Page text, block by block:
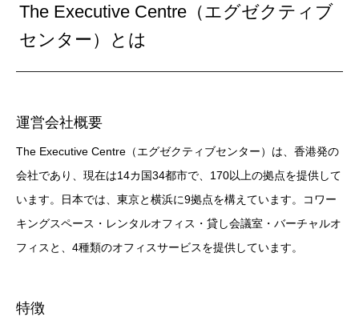
The Executive Centre（エグゼクティブ
センター）とは
運営会社概要
The Executive Centre（エグゼクティブセンター）は、香港発の
会社であり、現在は14カ国34都市で、170以上の拠点を提供して
います。日本では、東京と横浜に9拠点を構えています。コワー
キングスペース・レンタルオフィス・貸し会議室・バーチャルオ
フィスと、4種類のオフィスサービスを提供しています。
特徴